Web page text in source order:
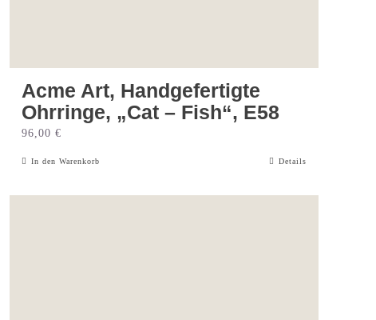
Acme Art, Handgefertigte
Ohrringe, „Cat – Fish“, E58
96,00€
In den Warenkorb Details